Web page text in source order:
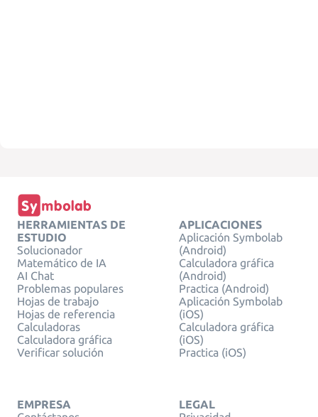
HERRAMIENTAS DE
ESTUDIO
Solucionador
Matemático de IA
AI Chat
Problemas populares
Hojas de trabajo
Hojas de referencia
Calculadoras
Calculadora gráfica
Verificar solución
APLICACIONES
Aplicación Symbolab
(Android)
Calculadora gráfica
(Android)
Practica (Android)
Aplicación Symbolab
(iOS)
Calculadora gráfica
(iOS)
Practica (iOS)
EMPRESA
LEGAL